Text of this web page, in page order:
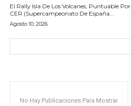
El Rally Isla De Los Volcanes, Puntuable
CER (Supercampeonato De España...
Agosto 10, 2026
No Hay Publicaciones Para Mostrar